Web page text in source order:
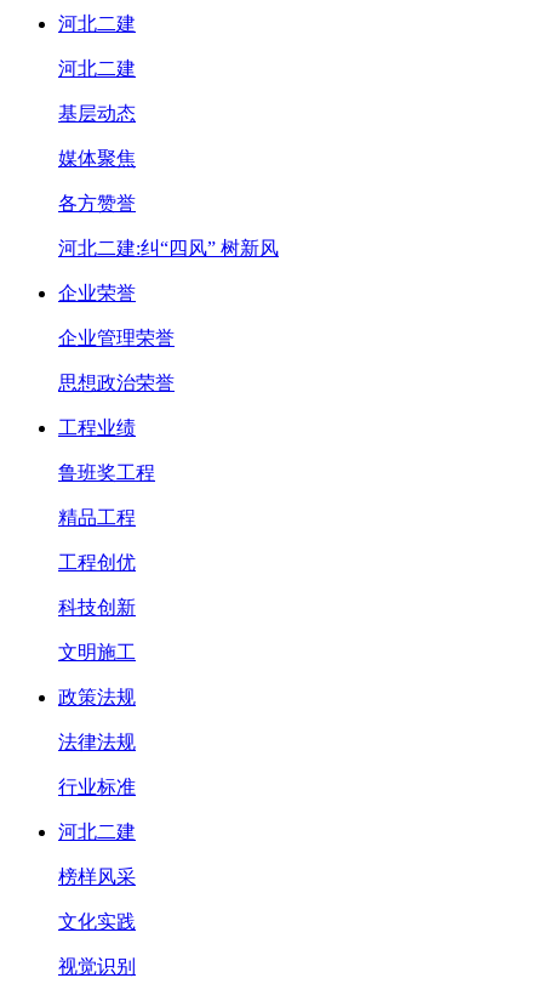
河北二建
河北二建
基层动态
媒体聚焦
各方赞誉
河北二建:纠“四风” 树新风
企业荣誉
企业管理荣誉
思想政治荣誉
工程业绩
鲁班奖工程
精品工程
工程创优
科技创新
文明施工
政策法规
法律法规
行业标准
河北二建
榜样风采
文化实践
视觉识别